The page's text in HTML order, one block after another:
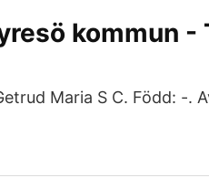
kommun -
Maria S C. Född: -.